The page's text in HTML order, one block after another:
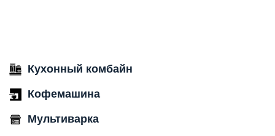
Кухонный комбайн
Кофемашина
Мультиварка